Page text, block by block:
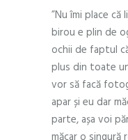
”Nu îmi place
birou e plin de
ochii de faptul
plus din toate
vor să facă
apar și eu dar
parte, așa voi